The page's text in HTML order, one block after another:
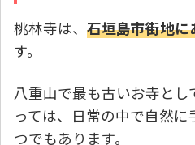
桃林寺は、 石垣島市街地
す。
八重山で最も古いお寺と
っては、日常の中で自然
つでもあります。